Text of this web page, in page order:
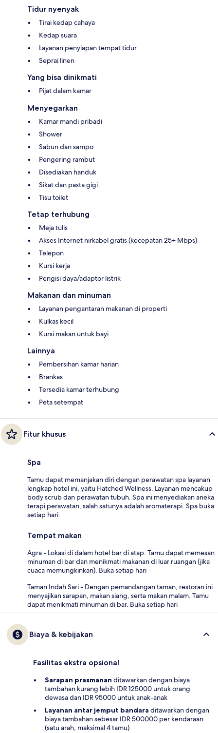
Tidur nyenyak
Tirai kedap cahaya
Kedap suara
Layanan penyiapan tempat tidur
Seprai linen
Yang bisa dinikmati
Pijat dalam kamar
Menyegarkan
Kamar mandi pribadi
Shower
Sabun dan sampo
Pengering rambut
Disediakan handuk
Sikat dan pasta gigi
Tisu toilet
Tetap terhubung
Meja tulis
Akses Internet nirkabel gratis (kecepatan 25+ Mbps)
Telepon
Kursi kerja
Pengisi daya/adaptor listrik
Makanan dan minuman
Layanan pengantaran makanan di properti
Kulkas kecil
Kursi makan untuk bayi
Lainnya
Pembersihan kamar harian
Brankas
Tersedia kamar terhubung
Peta setempat
Fitur khusus
Spa
Tamu dapat memanjakan diri dengan perawatan spa layanan
lengkap hotel ini, yaitu Hatched Wellness. Layanan mencakup
body scrub dan perawatan tubuh. Spa ini menyediakan aneka
terapi perawatan, salah satunya adalah aromaterapi. Spa buka
setiap hari.
Tempat makan
Agra - Lokasi di dalam hotel bar di atap. Tamu dapat memesan
minuman di bar dan menikmati makanan di luar ruangan (jika
cuaca memungkinkan). Buka setiap hari
Taman Indah Sari - Dengan pemandangan taman, restoran ini
menyajikan sarapan, makan siang, serta makan malam. Tamu
dapat menikmati minuman di bar. Buka setiap hari
Biaya & kebijakan
Fasilitas ekstra opsional
Sarapan prasmanan ditawarkan dengan biaya
tambahan kurang lebih IDR 125000 untuk orang
dewasa dan IDR 95000 untuk anak-anak
Layanan antar jemput bandara ditawarkan dengan
biaya tambahan sebesar IDR 500000 per kendaraan
(satu arah, maksimal 4 tamu)